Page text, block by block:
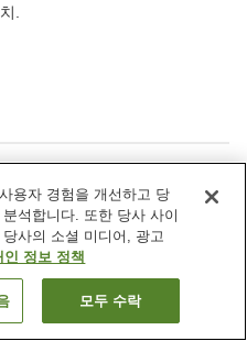
.
스파 / 미용실
회의실
기
용자 경험을 개선하고 당
석합니다. 또한 당사 사이
사의 소셜 미디어, 광고
인 정보 정책
모두 수락